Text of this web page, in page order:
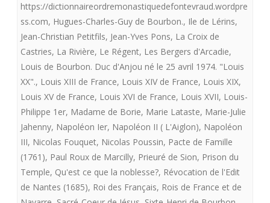
https://dictionnaireordremonastiquedefontevraud.wordpre
ss.com, Hugues-Charles-Guy de Bourbon., Ile de Lérins,
Jean-Christian Petitfils, Jean-Yves Pons, La Croix de
Castries, La Rivière, Le Régent, Les Bergers d'Arcadie,
Louis de Bourbon. Duc d'Anjou né le 25 avril 1974. "Louis
XX"., Louis XIII de France, Louis XIV de France, Louis XIX,
Louis XV de France, Louis XVI de France, Louis XVII, Louis-
Philippe 1er, Madame de Borie, Marie Lataste, Marie-Julie
Jahenny, Napoléon Ier, Napoléon II ( L'Aiglon), Napoléon
III, Nicolas Fouquet, Nicolas Poussin, Pacte de Famille
(1761), Paul Roux de Marcilly, Prieuré de Sion, Prison du
Temple, Qu'est ce que la noblesse?, Révocation de l'Edit
de Nantes (1685), Roi des Français, Rois de France et de